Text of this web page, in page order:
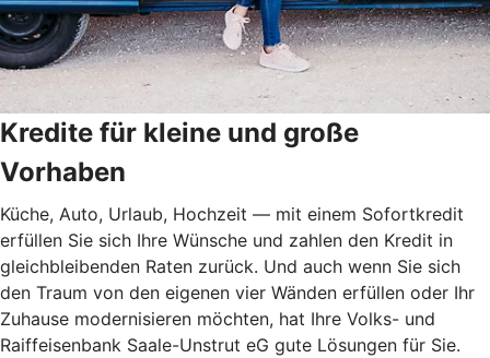
Kredite für kleine und große
Vorhaben
Küche, Auto, Urlaub, Hochzeit — mit einem Sofortkredit
erfüllen Sie sich Ihre Wünsche und zahlen den Kredit in
gleichbleibenden Raten zurück. Und auch wenn Sie sich
den Traum von den eigenen vier Wänden erfüllen oder Ihr
Zuhause modernisieren möchten, hat Ihre Volks- und
Raiffeisenbank Saale-Unstrut eG gute Lösungen für Sie.